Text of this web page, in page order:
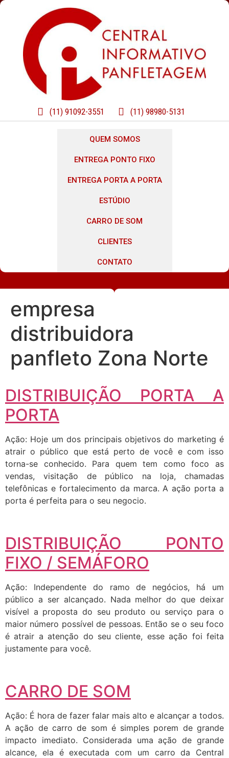
(11) 91092-3551 (11) 98980-5131
QUEM SOMOS
ENTREGA PONTO FIXO
ENTREGA PORTA A PORTA
ESTÚDIO
CARRO DE SOM
CLIENTES
CONTATO
empresa
distribuidora
panfleto Zona Norte
DISTRIBUIÇÃO PORTA A
PORTA
Ação: Hoje um dos principais objetivos do marketing é
atrair o público que está perto de você e com isso
torna-se conhecido. Para quem tem como foco as
vendas, visitação de público na loja, chamadas
telefônicas e fortalecimento da marca. A ação porta a
porta é perfeita para o seu negocio.
DISTRIBUIÇÃO PONTO
FIXO / SEMÁFORO
Ação: Independente do ramo de negócios, há um
público a ser alcançado. Nada melhor do que deixar
visível a proposta do seu produto ou serviço para o
maior número possível de pessoas. Então se o seu foco
é atrair a atenção do seu cliente, esse ação foi feita
justamente para você.
CARRO DE SOM
Ação: É hora de fazer falar mais alto e alcançar a todos.
A ação de carro de som é simples porem de grande
impacto imediato. Considerada uma ação de grande
alcance, ela é executada com um carro da Central